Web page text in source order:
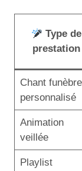
Type de
prestation
Chant funèbre
personnalisé
Animation
veillée
Playlist